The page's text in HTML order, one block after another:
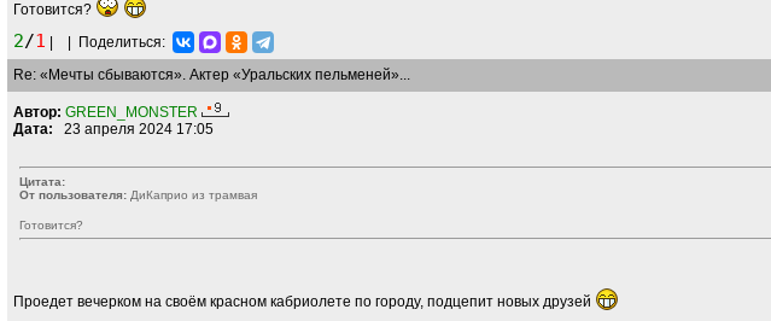
Готовится?
2/1
Поделиться:
Re: «Мечты сбываются». Актер «Уральских пельменей»...
Автор: GREEN_MONSTER
Дата: 23 апреля 2024 17:05
Цитата:
От пользователя: ДиКаприо из трамвая
Готовится?
Проедет вечерком на своём красном кабриолете по городу, подцепит новых друзей